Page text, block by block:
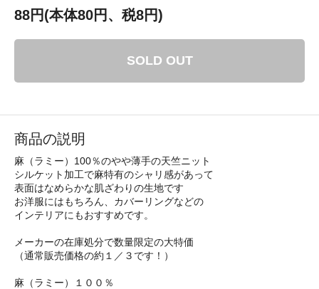
88円(本体80円、税8円)
SOLD OUT
商品の説明
麻（ラミー）100％のやや薄手の天竺ニット
シルケット加工で麻特有のシャリ感があって
表面はなめらかな肌ざわりの生地です
お洋服にはもちろん、カバーリングなどの
インテリアにもおすすめです。
メーカーの在庫処分で数量限定の大特価
（通常販売価格の約１／３です！）
麻（ラミー）１００％